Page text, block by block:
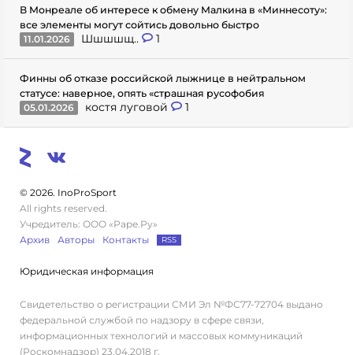
В Монреале об интересе к обмену Малкина в «Миннесоту»:
все элементы могут сойтись довольно быстро
11.01.2026
Шшшшщ.. 1
Финны об отказе российской лыжнице в нейтральном
статусе: наверное, опять «страшная русофобия
05.01.2026
костя луговой 1
© 2026. InoProSport
All rights reserved.
Учредитель: ООО «Раре.Ру»
Архив
Авторы Контакты RSS
Юридическая информация
Свидетельство о регистрации СМИ Эл №ФС77-72704 выдано
федеральной службой по надзору в сфере связи,
информационных технологий и массовых коммуникаций
(Роскомнадзор) 23.04.2018 г.